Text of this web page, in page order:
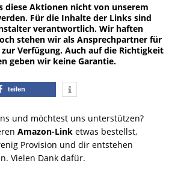
diese Aktionen nicht von unserem
Für die Inhalte der Links sind
verantwortlich. Wir haften
stehen wir als Ansprechpartner für
Verfügung. Auch auf die Richtigkeit
geben wir keine Garantie.
teilen
und möchtest uns unterstützen?
Amazon-Link etwas bestellst,
Provision und dir entstehen
Vielen Dank dafür.